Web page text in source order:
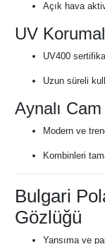
Açık hava
UV
UV400
Uzun süreli
Aynalı Cam
Modern ve
Kombinleri
Bulgari
Gözlüğü
Yansıma ve